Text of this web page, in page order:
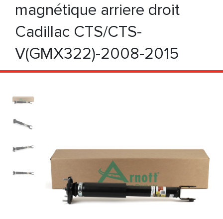
magnétique arriere droit
Cadillac CTS/CTS-
V(GMX322)-2008-2015